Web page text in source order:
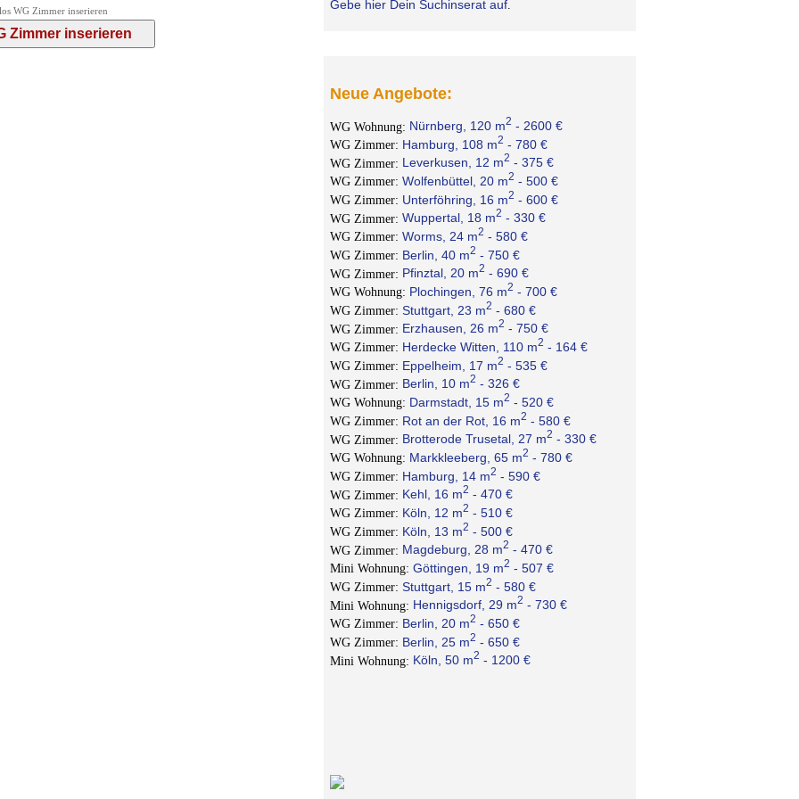
WG Zimmer inserieren Gebe hier Dein Suchinserat auf.
Neue Angebote:
WG Wohnung: Nürnberg, 120 m2 - 2600 €
WG Zimmer: Hamburg, 108 m2 - 780 €
WG Zimmer: Leverkusen, 12 m2 - 375 €
WG Zimmer: Wolfenbüttel, 20 m2 - 500 €
WG Zimmer: Unterföhring, 16 m2 - 600 €
WG Zimmer: Wuppertal, 18 m2 - 330 €
WG Zimmer: Worms, 24 m2 - 580 €
WG Zimmer: Berlin, 40 m2 - 750 €
WG Zimmer: Pfinztal, 20 m2 - 690 €
WG Wohnung: Plochingen, 76 m2 - 700 €
WG Zimmer: Stuttgart, 23 m2 - 680 €
WG Zimmer: Erzhausen, 26 m2 - 750 €
WG Zimmer: Herdecke Witten, 110 m2 - 164 €
WG Zimmer: Eppelheim, 17 m2 - 535 €
WG Zimmer: Berlin, 10 m2 - 326 €
WG Wohnung: Darmstadt, 15 m2 - 520 €
WG Zimmer: Rot an der Rot, 16 m2 - 580 €
WG Zimmer: Brotterode Trusetal, 27 m2 - 330 €
WG Wohnung: Markkleeberg, 65 m2 - 780 €
WG Zimmer: Hamburg, 14 m2 - 590 €
WG Zimmer: Kehl, 16 m2 - 470 €
WG Zimmer: Köln, 12 m2 - 510 €
WG Zimmer: Köln, 13 m2 - 500 €
WG Zimmer: Magdeburg, 28 m2 - 470 €
Mini Wohnung: Göttingen, 19 m2 - 507 €
WG Zimmer: Stuttgart, 15 m2 - 580 €
Mini Wohnung: Hennigsdorf, 29 m2 - 730 €
WG Zimmer: Berlin, 20 m2 - 650 €
WG Zimmer: Berlin, 25 m2 - 650 €
Mini Wohnung: Köln, 50 m2 - 1200 €